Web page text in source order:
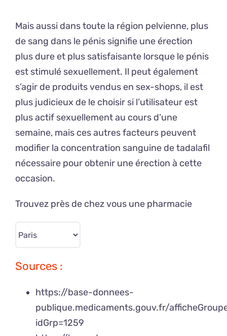
Mais aussi dans toute la région pelvienne, plus
de sang dans le pénis signifie une érection
plus dure et plus satisfaisante lorsque le pénis
est stimulé sexuellement. Il peut également
s’agir de produits vendus en sex-shops, il est
plus judicieux de le choisir si l’utilisateur est
plus actif sexuellement au cours d’une
semaine, mais ces autres facteurs peuvent
modifier la concentration sanguine de tadalafil
nécessaire pour obtenir une érection à cette
occasion.
Trouvez près de chez vous une pharmacie
Sources :
https://base-donnees-
publique.medicaments.gouv.fr/
idGrp=1259